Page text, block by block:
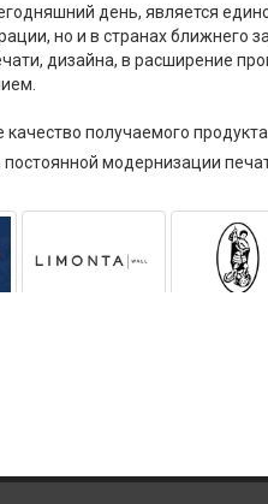
день, является
но и в странах ближнего
дизайна, в расширение
получаемого
модернизации